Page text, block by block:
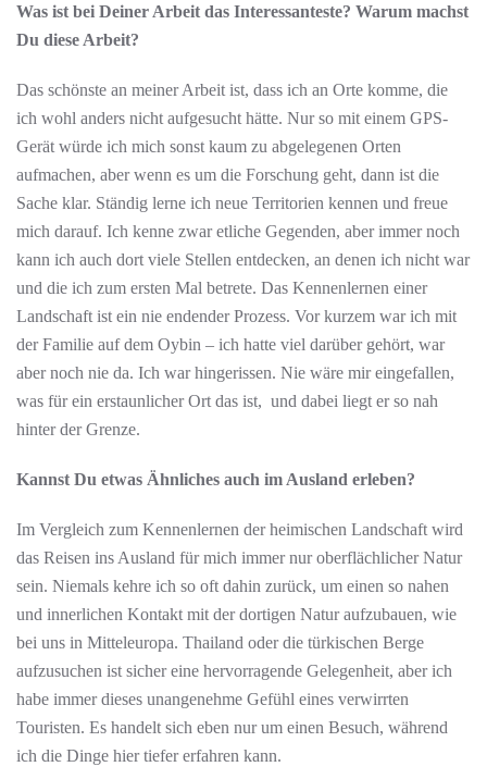
Was ist bei Deiner Arbeit das Interessanteste? Warum machst
Du diese Arbeit?
Das schönste an meiner Arbeit ist, dass ich an Orte komme, die
ich wohl anders nicht aufgesucht hätte. Nur so mit einem GPS-
Gerät würde ich mich sonst kaum zu abgelegenen Orten
aufmachen, aber wenn es um die Forschung geht, dann ist die
Sache klar. Ständig lerne ich neue Territorien kennen und freue
mich darauf. Ich kenne zwar etliche Gegenden, aber immer noch
kann ich auch dort viele Stellen entdecken, an denen ich nicht war
und die ich zum ersten Mal betrete. Das Kennenlernen einer
Landschaft ist ein nie endender Prozess. Vor kurzem war ich mit
der Familie auf dem Oybin – ich hatte viel darüber gehört, war
aber noch nie da. Ich war hingerissen. Nie wäre mir eingefallen,
was für ein erstaunlicher Ort das ist, und dabei liegt er so nah
hinter der Grenze.
Kannst Du etwas Ähnliches auch im Ausland erleben?
Im Vergleich zum Kennenlernen der heimischen Landschaft wird
das Reisen ins Ausland für mich immer nur oberflächlicher Natur
sein. Niemals kehre ich so oft dahin zurück, um einen so nahen
und innerlichen Kontakt mit der dortigen Natur aufzubauen, wie
bei uns in Mitteleuropa. Thailand oder die türkischen Berge
aufzusuchen ist sicher eine hervorragende Gelegenheit, aber ich
habe immer dieses unangenehme Gefühl eines verwirrten
Touristen. Es handelt sich eben nur um einen Besuch, während
ich die Dinge hier tiefer erfahren kann.